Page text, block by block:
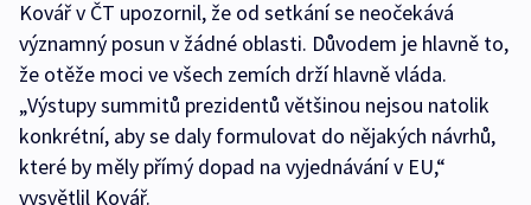
Kovář v ČT upozornil, že od setkání se neočekává
významný posun v žádné oblasti. Důvodem je hlavně to,
že otěže moci ve všech zemích drží hlavně vláda.
„Výstupy summitů prezidentů většinou nejsou natolik
konkrétní, aby se daly formulovat do nějakých návrhů,
které by měly přímý dopad na vyjednávání v EU,“
vysvětlil Kovář.